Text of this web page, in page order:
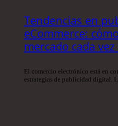
Tendencias en
eCommerce:
mercado cada
El comercio electrónico está en
estrategias de publicidad digital.